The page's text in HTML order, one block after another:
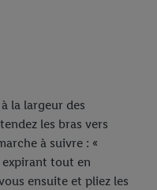
la largeur des
les bras vers
à suivre : «
expirant tout en
ensuite et pliez les